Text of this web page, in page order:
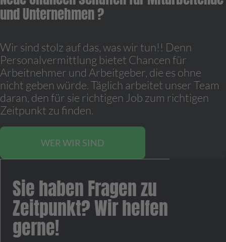
und Unternehmen ?
Wir sind stolz auf das, was wir tun!! Denn
Personalvermittlung bietet Chancen für
Arbeitnehmer und Arbeitgeber, die es ohne
nicht geben würde. Täglich arbeitet unser Team
daran, den für sie richtigen Job zum richtigen
Zeitpunkt zu finden.
WER WIR SIND
Sie haben Fragen zu
Zeitpunkt? Wir helfen
gerne!